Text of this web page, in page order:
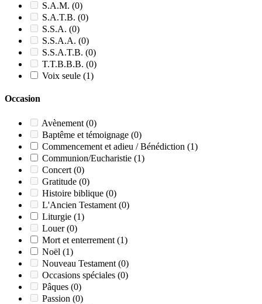
S.A.M. (0)
S.A.T.B. (0)
S.S.A. (0)
S.S.A.A. (0)
S.S.A.T.B. (0)
T.T.B.B.B. (0)
Voix seule (1)
Occasion
Avènement (0)
Baptême et témoignage (0)
Commencement et adieu / Bénédiction (1)
Communion/Eucharistie (1)
Concert (0)
Gratitude (0)
Histoire biblique (0)
L'Ancien Testament (0)
Liturgie (1)
Louer(0)
Mort et enterrement (1)
Noël (1)
Nouveau Testament (0)
Occasions spéciales (0)
Pâques (0)
Passion (0)